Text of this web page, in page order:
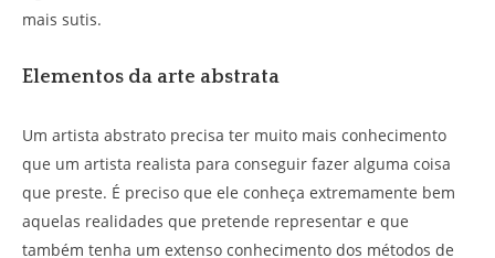
mais sutis.
Elementos da arte abstrata
Um artista abstrato precisa ter muito mais conhecimento
que um artista realista para conseguir fazer alguma coisa
que preste. É preciso que ele conheça extremamente bem
aquelas realidades que pretende representar e que
também tenha um extenso conhecimento dos métodos de